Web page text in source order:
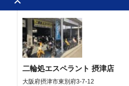
二輪処エスペラント 摂津店
大阪府摂津市東別府3-7-12